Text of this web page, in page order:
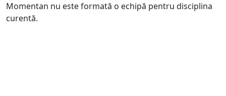
Momentan nu este formată o echipă pentru disciplina
curentă.